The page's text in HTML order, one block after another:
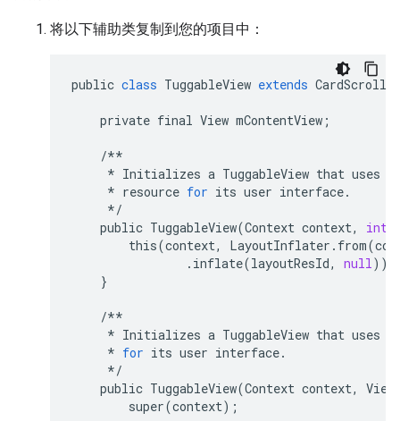
将以下辅助类复制到您的项目中：
public class TuggableView extends
private final View mContentView ;
/**
* Initializes a TuggableView that uses
* resource for its user interface.
*/
public TuggableView(Context context, int
this(context, LayoutInflater . from(
. inflate(layoutResId, null));
}
/**
* Initializes a TuggableView that uses
* for its user interface.
*/
public TuggableView(Context context,
View
super(context);